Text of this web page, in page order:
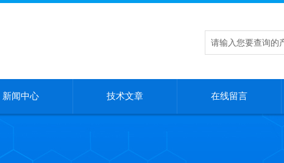
新闻中心 技术文章 在线留言